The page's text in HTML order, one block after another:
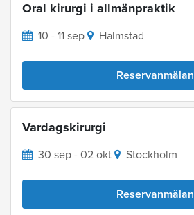
Oral kirurgi i allmänpraktik
10 - 11 sep Halmstad
Reservanmälan
Vardagskirurgi
30 sep - 02 okt Stockholm
Reservanmälan